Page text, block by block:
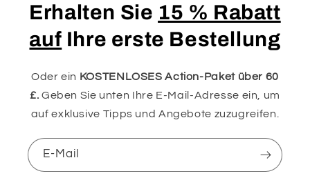
Erhalten Sie 15 % Rabatt
auf Ihre erste Bestellung
Oder ein KOSTENLOSES Action-Paket über 60
£. Geben Sie unten Ihre E-Mail-Adresse ein, um
auf exklusive Tipps und Angebote zuzugreifen.
E-Mail